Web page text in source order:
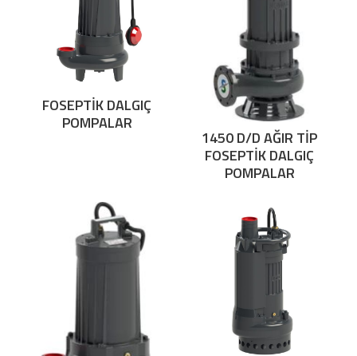
FOSEPTİK DALGIÇ
POMPALAR
1450 D/D AĞIR TİP
FOSEPTİK DALGIÇ
POMPALAR